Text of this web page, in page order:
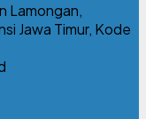
Lamongan,
Jawa Timur, Kode